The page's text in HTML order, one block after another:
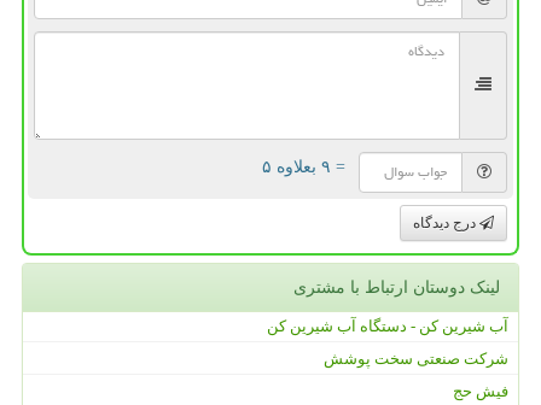
= ۹ بعلاوه ۵
درج دیدگاه
لینک دوستان ارتباط با مشتری
آب شیرین کن - دستگاه آب شیرین کن
شرکت صنعتی سخت پوشش
فیش حج